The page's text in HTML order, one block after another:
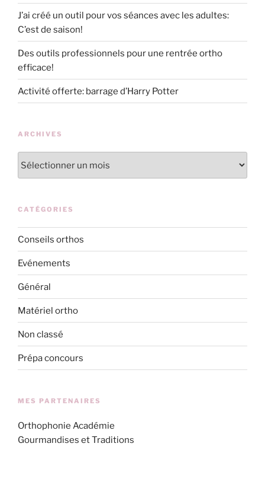
J’ai créé un outil pour vos séances avec les adultes:
C’est de saison!
Des outils professionnels pour une rentrée ortho
efficace!
Activité offerte: barrage d’Harry Potter
ARCHIVES
CATÉGORIES
Conseils orthos
Evénements
Général
Matériel ortho
Non classé
Prépa concours
MES PARTENAIRES
Orthophonie Académie
Gourmandises et Traditions